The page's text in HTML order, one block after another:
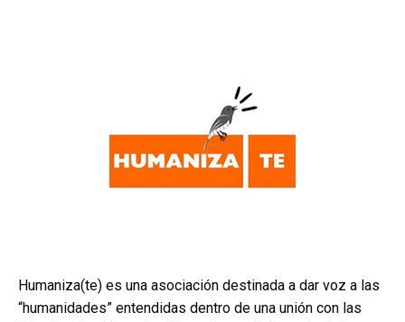
Humaniza(te) es una asociación destinada a dar voz a las
“humanidades” entendidas dentro de una unión con las